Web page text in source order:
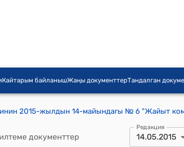
Кайтарым байланышЖаңы документтерТандалган
документтер
Редакция
14.05.2015